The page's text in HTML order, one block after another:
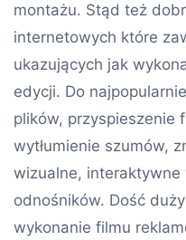
montażu. Stąd też
internetowych które
ukazujących jak
edycji. Do
plików, przyspieszenie
wytłumienie szumów,
wizualne, interaktywne
odnośników. Dość
wykonanie filmu